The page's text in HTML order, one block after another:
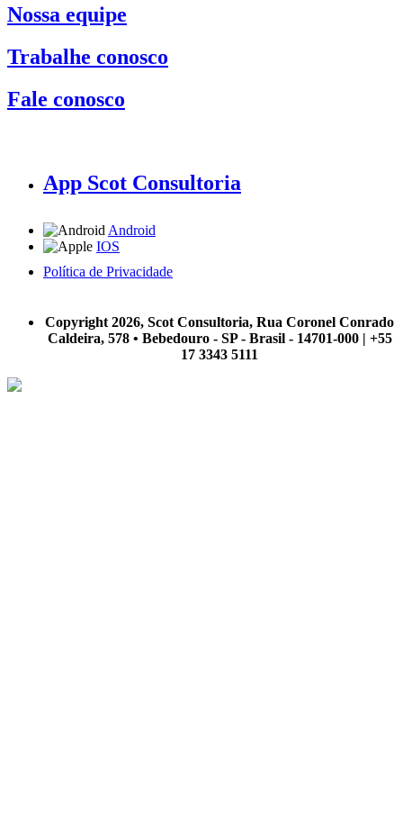
Nossa equipe
Trabalhe conosco
Fale conosco
App Scot Consultoria
Android
IOS
Política de Privacidade
Copyright 2026, Scot Consultoria, Rua Coronel Conrado
Caldeira, 578 • Bebedouro - SP - Brasil - 14701-000 | +55
17 3343 5111